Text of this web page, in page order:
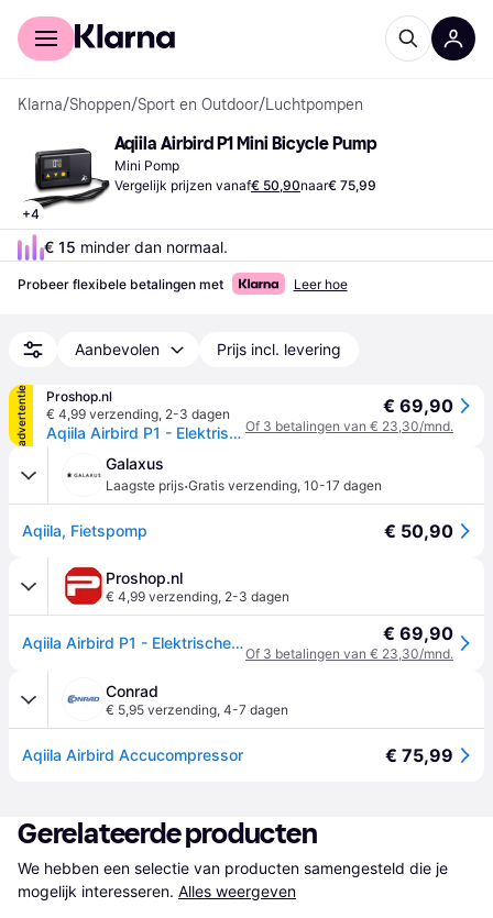
Voor shoppers
Klarna/Shoppen/Sport en Outdoor/Luchtpompen
+4
Aqiila Airbird P1 Mini Bicycle Pump
Mini Pomp
Vergelijk prijzen vanaf€ 50,90naar€ 75,99
€ 15 minder dan normaal.
Probeer flexibele betalingen met Leer hoe
Aanbevolen Prijs incl. levering
advertentie
Proshop.nl
€ 4,99 verzending, 2-3 dagen
Aqiila Airbird P1 - Elektrische Luchtcompressor - 8 bar/120 PSI
€ 69,90
Of 3 betalingen van € 23,30/mnd.
Galaxus
Laagste prijs·Gratis verzending, 10-17 dagen
Aqiila, Fietspomp € 50,90
Proshop.nl
€ 4,99 verzending, 2-3 dagen
Aqiila Airbird P1 - Elektrische Luchtcompressor - 8 bar/120 PSI € 69,90
Of 3 betalingen van € 23,30/mnd.
Conrad
€ 5,95 verzending, 4-7 dagen
Aqiila Airbird Accucompressor € 75,99
Gerelateerde producten
We hebben een selectie van producten samengesteld die je
mogelijk interesseren. Alles weergeven